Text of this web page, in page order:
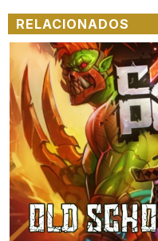
RELACIONADOS